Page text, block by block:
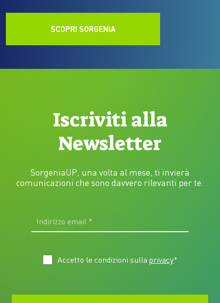
SCOPRI SORGENIA
Iscriviti alla
Newsletter
SorgeniaUP, una volta al mese, ti invierà
comunicazioni che sono davvero rilevanti per te.
Accetto le condizioni sulla privacy*